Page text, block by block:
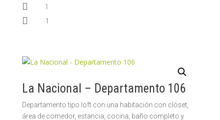
 1
 1
La Nacional – Departamento 106
Departamento tipo loft con una habitación con clóset,
área de comedor, estancia, cocina, baño completo y